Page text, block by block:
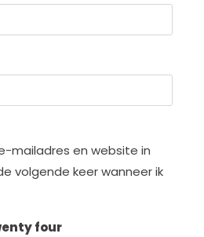
mailadres en website in
volgende keer wanneer ik
four